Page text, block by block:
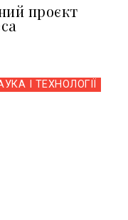
проєкт
І ТЕХНОЛОГІЇ